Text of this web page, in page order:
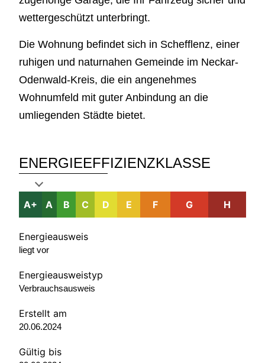
wettergeschützt unterbringt.
Die Wohnung befindet sich in Schefflenz, einer
ruhigen und naturnahen Gemeinde im Neckar-
Odenwald-Kreis, die ein angenehmes
Wohnumfeld mit guter Anbindung an die
umliegenden Städte bietet.
ENERGIEEFFIZIENZKLASSE
A+ A B C D E F G H
Energieausweis
liegt vor
Energie­ausweistyp
Verbrauchsausweis
Erstellt am
20.06.2024
Gültig bis